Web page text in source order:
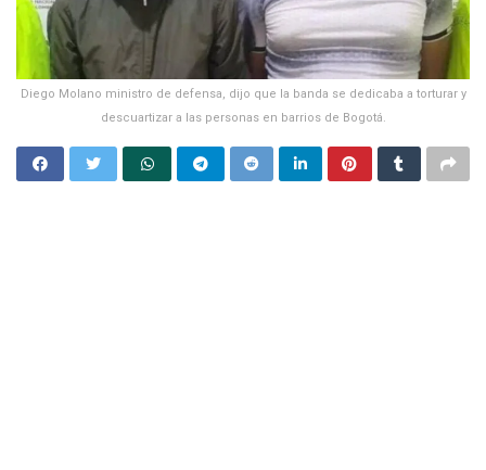
Diego Molano ministro de defensa, dijo que la banda se dedicaba a torturar y
descuartizar a las personas en barrios de Bogotá.